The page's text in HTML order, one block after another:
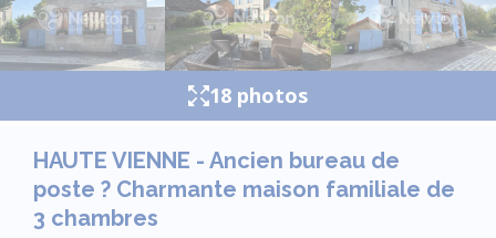
18 photos
HAUTE VIENNE - Ancien bureau de
poste ? Charmante maison familiale de
3 chambres